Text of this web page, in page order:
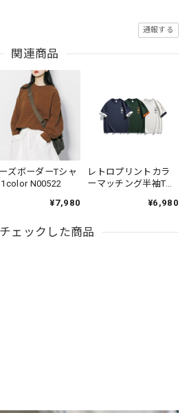
通報する
関連商品
ズボーダーTシャ
1color N00522
¥7,980
レトロプリントカラ
ーマッチング半袖Tシ
¥6,980
ェックした商品